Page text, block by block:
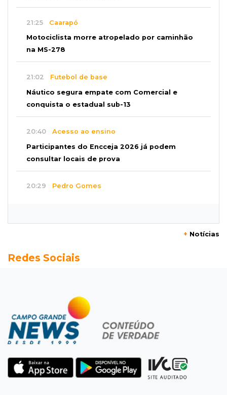
21:25 Caarapó
Motociclista morre atropelado por caminhão
na MS-278
21:02 Futebol de base
Náutico segura empate com Comercial e
conquista o estadual sub-13
20:40 Acesso ao ensino
Participantes do Encceja 2026 já podem
consultar locais de prova
20:29 Pedro Gomes
Pantanal treina em Goiânia antes de jogo que
Campeonato Brasileiro
Remo busca empate com Atlético-MG e segue
na zona de rebaixamento
Defesa diz que preso suspeito de sequestro
só emprestou casa a conhecido
+ Notícias
Redes Sociais